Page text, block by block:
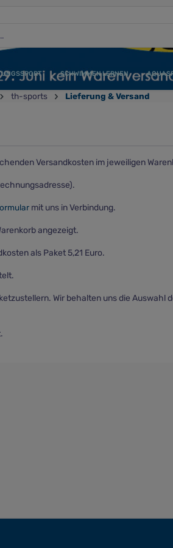
SCHWIMMEN LERNEN
th-sports Lieferung & Versand
Versandkosten im jeweiligen
mit uns in Verbindung.
angezeigt.
als Paket 5,21 Euro.
Wir behalten uns die